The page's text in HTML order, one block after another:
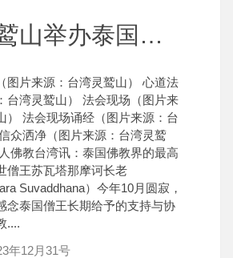
台湾灵鹫山举办泰国十九世僧王追思法会
图片来源：台湾灵鹫山） 心道法
台湾灵鹫山） 法会现场（图片来
） 法会现场诵经（图片来源：台
众洒净（图片来源：台湾灵鹫
佛教台湾讯：泰国佛教界的最高
僧王苏瓦塔那摩诃长老
Suvaddhana）今年10月圆寂，
念泰国僧王长期给予的支持与协
....
年12月31号